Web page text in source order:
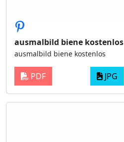
ausmalbild biene kostenlos
ausmalbild biene kostenlos
PDF JPG